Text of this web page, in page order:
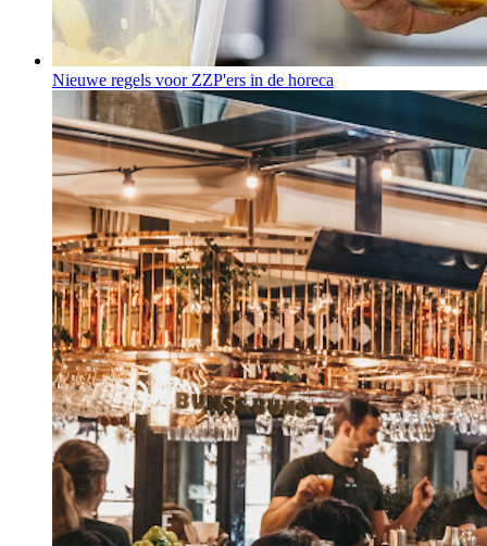
Nieuwe regels voor ZZP'ers in de horeca